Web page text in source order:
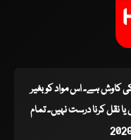
کی کاوش ہے۔ اس مواد کو بغیر
کرنا درست نہیں۔ تمام